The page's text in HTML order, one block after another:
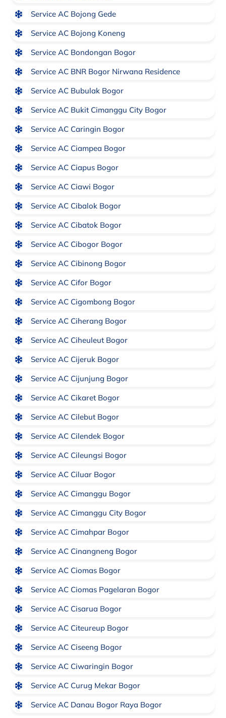
Service AC Bojong Gede
Service AC Bojong Koneng
Service AC Bondongan Bogor
Service AC BNR Bogor Nirwana Residence
Service AC Bubulak Bogor
Service AC Bukit Cimanggu City Bogor
Service AC Caringin Bogor
Service AC Ciampea Bogor
Service AC Ciapus Bogor
Service AC Ciawi Bogor
Service AC Cibalok Bogor
Service AC Cibatok Bogor
Service AC Cibogor Bogor
Service AC Cibinong Bogor
Service AC Cifor Bogor
Service AC Cigombong Bogor
Service AC Ciherang Bogor
Service AC Ciheuleut Bogor
Service AC Cijeruk Bogor
Service AC Cijunjung Bogor
Service AC Cikaret Bogor
Service AC Cilebut Bogor
Service AC Cilendek Bogor
Service AC Cileungsi Bogor
Service AC Ciluar Bogor
Service AC Cimanggu Bogor
Service AC Cimanggu City Bogor
Service AC Cimahpar Bogor
Service AC Cinangneng Bogor
Service AC Ciomas Bogor
Service AC Ciomas Pagelaran Bogor
Service AC Cisarua Bogor
Service AC Citeureup Bogor
Service AC Ciseeng Bogor
Service AC Ciwaringin Bogor
Service AC Curug Mekar Bogor
Service AC Danau Bogor Raya Bogor